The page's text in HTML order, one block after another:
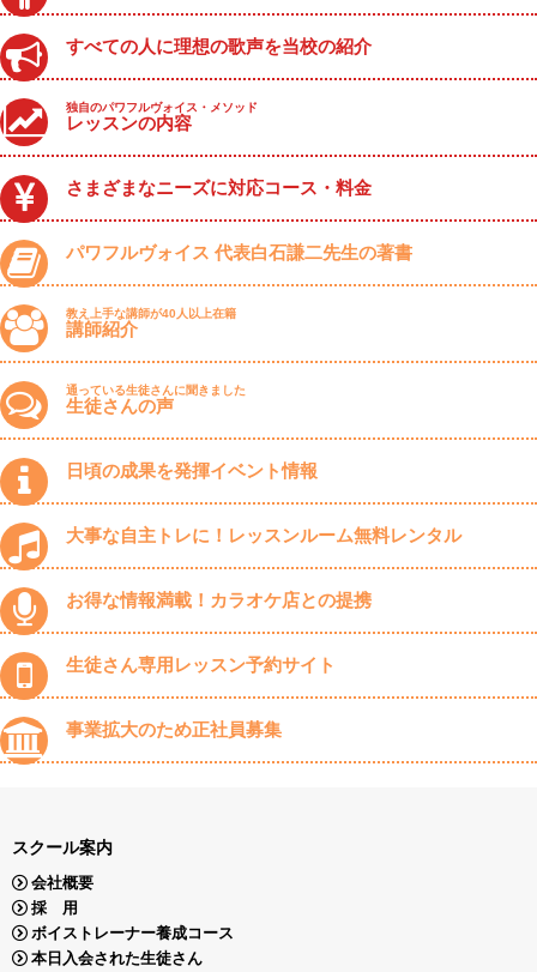
すべての人に理想の歌声を当校の紹介
独自のパワフルヴォイス・メソッド
レッスンの内容
さまざまなニーズに対応コース・料金
パワフルヴォイス 代表白石謙二先生の著書
教え上手な講師が40人以上在籍
講師紹介
通っている生徒さんに聞きました
生徒さんの声
日頃の成果を発揮イベント情報
大事な自主トレに！レッスンルーム無料レンタル
お得な情報満載！カラオケ店との提携
生徒さん専用レッスン予約サイト
事業拡大のため正社員募集
スクール案内
会社概要
採 用
ボイストレーナー養成コース
本日入会された生徒さん